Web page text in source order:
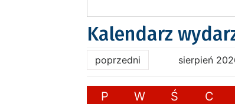
Kalendarz
poprzedni sierpień
P W Ś C